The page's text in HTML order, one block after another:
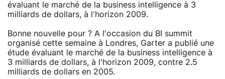
évaluant le marché de la business intelligence à 3
milliards de dollars, à l'horizon 2009.
Bonne nouvelle pour ? A l'occasion du BI summit
organisé cette semaine à Londres, Garter a publié une
étude évaluant le marché de la business intelligence à
3 milliards de dollars, à l'horizon 2009, contre 2.5
milliards de dollars en 2005.